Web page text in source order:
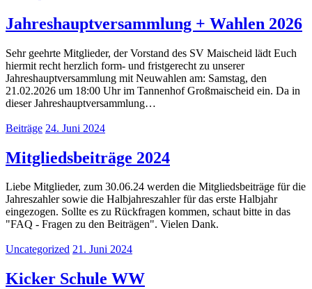
Jahreshauptversammlung + Wahlen 2026
Sehr geehrte Mitglieder, der Vorstand des SV Maischeid lädt Euch
hiermit recht herzlich form- und fristgerecht zu unserer
Jahreshauptversammlung mit Neuwahlen am: Samstag, den
21.02.2026 um 18:00 Uhr im Tannenhof Großmaischeid ein. Da in
dieser Jahreshauptversammlung…
Beiträge 24. Juni 2024
Mitgliedsbeiträge 2024
Liebe Mitglieder, zum 30.06.24 werden die Mitgliedsbeiträge für die
Jahreszahler sowie die Halbjahreszahler für das erste Halbjahr
eingezogen. Sollte es zu Rückfragen kommen, schaut bitte in das
"FAQ - Fragen zu den Beiträgen". Vielen Dank.
Uncategorized 21. Juni 2024
Kicker Schule WW